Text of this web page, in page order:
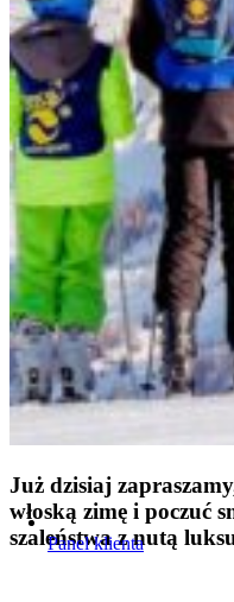
Panel klienta
Już dzisiaj
włoską zimę i poczuć
szaleństwa z nutą